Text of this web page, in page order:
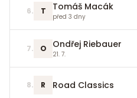
6. T Tomáš Macák
před 3 dny
7. O Ondřej Riebauer
21. 7.
8. R Road Classics